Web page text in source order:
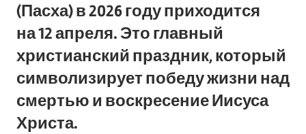
(Пасха) в 2026 году приходится
на 12 апреля. Это главный
христианский праздник, который
символизирует победу жизни над
смертью и воскресение Иисуса
Христа.